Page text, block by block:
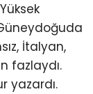
İtalyan,
fazlaydı.
yazardı.